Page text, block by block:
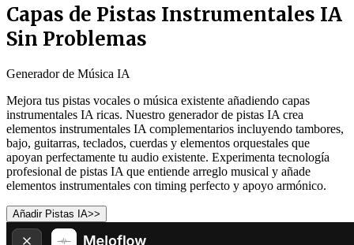
Capas de Pistas Instrumentales IA
Sin Problemas
Generador de Música IA
Mejora tus pistas vocales o música existente añadiendo capas
instrumentales IA ricas. Nuestro generador de pistas IA crea
elementos instrumentales IA complementarios incluyendo tambores,
bajo, guitarras, teclados, cuerdas y elementos orquestales que
apoyan perfectamente tu audio existente. Experimenta tecnología
profesional de pistas IA que entiende arreglo musical y añade
elementos instrumentales con timing perfecto y apoyo armónico.
Añadir Pistas IA>>